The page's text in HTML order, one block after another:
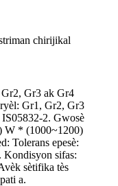
Gr3 ak Gr4
Gr1, Gr2, Gr3
2. Gwosè
W * (1000~1200)
Tolerans epesè:
sifas:
sètifika tès
a.